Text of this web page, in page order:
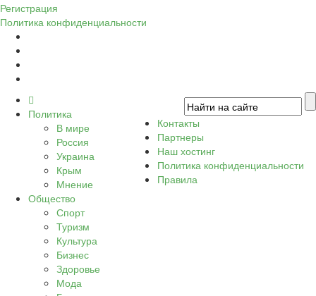
Регистрация
Политика конфиденциальности
Политика
В мире
Россия
Украина
Крым
Мнение
Общество
Спорт
Туризм
Культура
Бизнес
Здоровье
Мода
Контакты
Партнеры
Наш хостинг
Политика конфиденциальности
Правила